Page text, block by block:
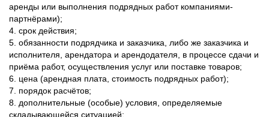
аренды или выполнения подрядных работ компаниями-
партнёрами);
4. срок действия;
5. обязанности подрядчика и заказчика, либо же заказчика и
исполнителя, арендатора и арендодателя, в процессе сдачи и
приёма работ, осуществления услуг или поставке товаров;
6. цена (арендная плата, стоимость подрядных работ);
7. порядок расчётов;
8. дополнительные (особые) условия, определяемые
складывающейся ситуацией;